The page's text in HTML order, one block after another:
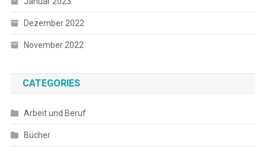
Dezember 2022
November 2022
CATEGORIES
Arbeit und Beruf
Bücher